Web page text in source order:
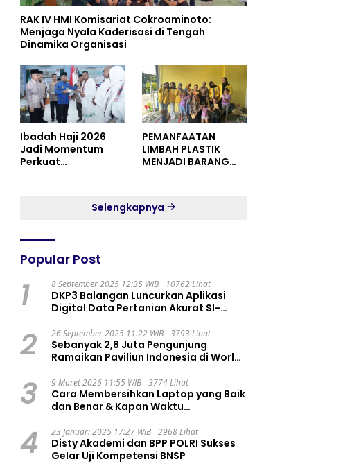
RAK IV HMI Komisariat Cokroaminoto:
Menjaga Nyala Kaderisasi di Tengah
Dinamika Organisasi
Ibadah Haji 2026
Jadi Momentum
Perkuat
PEMANFAATAN
LIMBAH PLASTIK
MENJADI BARANG
RESIDENCE
Selengkapnya
Popular Post
1 8 September 2025 12:35 WIB 10762 Lihat
DKP3 Balangan Luncurkan Aplikasi
Digital Data Pertanian Akurat SI-
2 26 September 2025 11:22 WIB 3793 Lihat
Sebanyak 2,8 Juta Pengunjung
Ramaikan Paviliun Indonesia di World
3 9 Maret 2026 11:55 WIB 3774 Lihat
Cara Membersihkan Laptop yang Baik
dan Benar & Kapan Waktu
4 23 Januari 2025 17:27 WIB 2968 Lihat
Disty Akademi dan BPP POLRI Sukses
Gelar Uji Kompetensi BNSP